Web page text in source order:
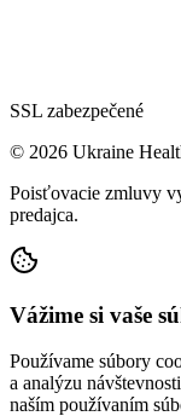
SSL zabezpečené
© 2026 Ukraine
Poisťovacie zmluvy
predajca.
Vážime si vaše
Používame súbory
a analýzu
naším používaním